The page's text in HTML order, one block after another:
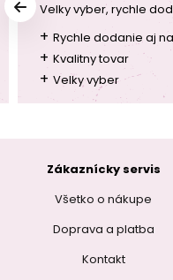
Velky vyber, rychle
+ Rychle dodanie aj
+ Kvalitny tovar
+ Velky vyber
Zákaznícky servis
Všetko o nákupe
Doprava a platba
Kontakt